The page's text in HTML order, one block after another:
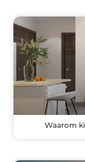
Waarom